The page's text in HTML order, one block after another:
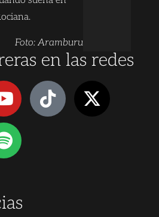
Foto: Aramburu
en las redes